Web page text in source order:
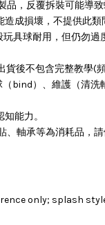
品，反覆拆裝可能導致
成損壞， 不提供此類
玩具球耐用，但仍勿
貨後不包含完整教學(
bind）、維護（清洗
能力。
、軸承等為消耗品，
only; splash